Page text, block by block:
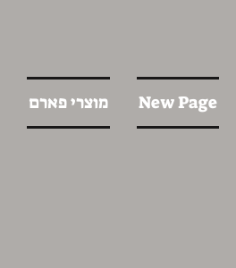
New Page מוצרי פארם